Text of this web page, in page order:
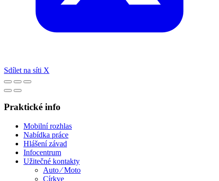
Sdílet na síti X
Praktické info
Mobilní rozhlas
Nabídka práce
Hlášení závad
Infocentrum
Užitečné kontakty
Auto ⁄ Moto
Církve